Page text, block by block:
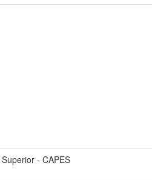
- CAPES